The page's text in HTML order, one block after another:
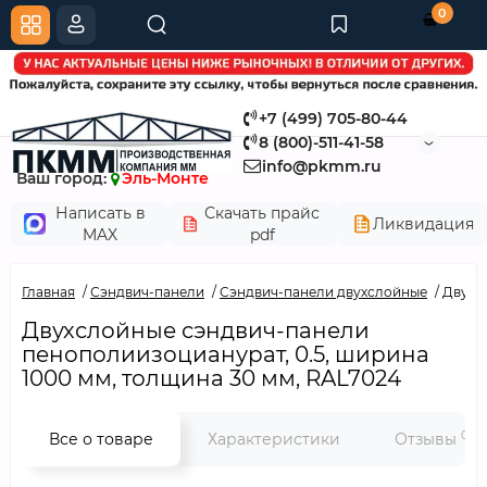
+7 (499) 705-80-44
8 (800)-511-41-58
info@pkmm.ru
Ваш город:
Эль-Монте
Написать в
MAX
Скачать прайс
pdf
Ликвидация
0
Главная Сэндвич-панели Сэндвич-панели двухслойные
Двухслойные сэндвич-панели
пенополиизоцианурат, 0.5, ширина
1000 мм, толщина 30 мм, RAL7024
Все о товаре Характеристики Отзывы 0